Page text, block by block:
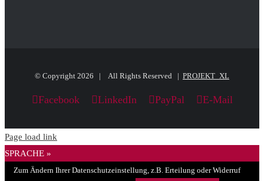
© Copyright 2026 | All Rights Reserved | PROJEKT_XL
Facebook LinkedIn PayPal E-Mail
Page load link
SPRACHE »
Zum Ändern Ihrer Datenschutzeinstellung, z.B. Erteilung oder Widerruf